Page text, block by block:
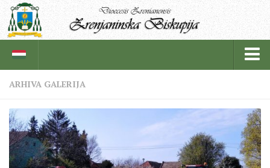
BISKUPSKI ORDINARIJAT
ISTORIJAT
CRKVENE INSTITUCIJE
ARHIVA GALERIJA